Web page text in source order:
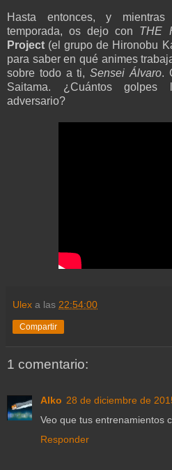
Hasta entonces, y
temporada, os dejo con THE
Project (el grupo de Hironobu
para saber en qué animes
sobre todo a ti,Sensei Álvaro.
Saitama. ¿Cuántos
adversario?
Ulex a las 22:54:00
Compartir
1 comentario:
Alko 28 de diciembre de
Veo que tus entrenamientos
Responder